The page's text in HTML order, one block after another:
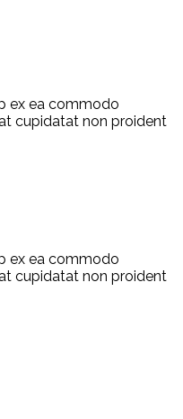
ex ea commodo
cupidatat non proident
ex ea commodo
cupidatat non proident